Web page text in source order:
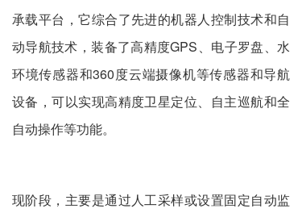
承载平台，它综合了先进的机器人控制技术和自
动导航技术，装备了高精度GPS、电子罗盘、水
环境传感器和360度云端摄像机等传感器和导航
设备，可以实现高精度卫星定位、自主巡航和全
自动操作等功能。
现阶段，主要是通过人工采样或设置固定自动监